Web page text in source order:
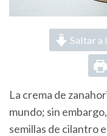
Saltar a
La crema de
mundo; sin
semillas de cilantro